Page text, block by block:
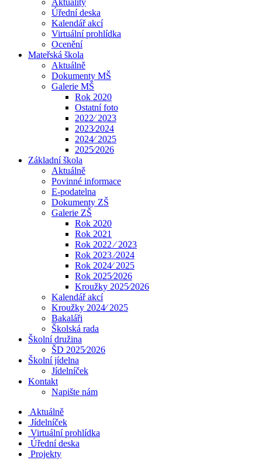
Aktuality
Úřední deska
Kalendář akcí
Virtuální prohlídka
Ocenění
Mateřská škola
Aktuálně
Dokumenty MŠ
Galerie MŠ
Rok 2020
Ostatní foto
2022⁄ 2023
2023⁄2024
2024⁄ 2025
2025⁄2026
Základní škola
Aktuálně
Povinné informace
E-podatelna
Dokumenty ZŠ
Galerie ZŠ
Rok 2020
Rok 2021
Rok 2022 ⁄ 2023
Rok 2023 ⁄2024
Rok 2024⁄ 2025
Rok 2025⁄2026
Kroužky 2025⁄2026
Kalendář akcí
Kroužky 2024⁄ 2025
Bakaláři
Školská rada
Školní družina
ŠD 2025⁄2026
Školní jídelna
Jídelníček
Kontakt
Napište nám
Aktuálně
Jídelníček
Virtuální prohlídka
Úřední deska
Projekty